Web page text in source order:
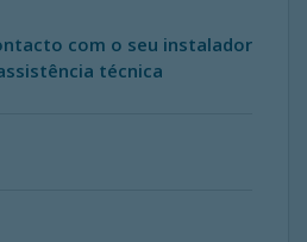
com o seu instalador
técnica